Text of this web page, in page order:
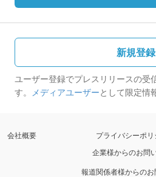
新規登録
ユーザー登録でプレスリリースの受
す。 メディアユーザーとして限定情
会社概要 プライバシーポリ
企業様からのお問
報道関係者様からの